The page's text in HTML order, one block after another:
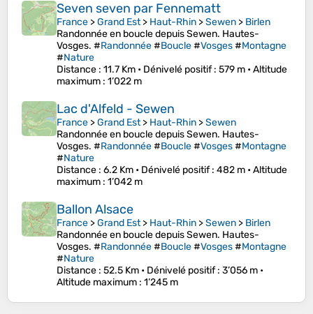
Seven seven par Fennematt
France >Grand Est> Haut-Rhin >Sewen > Birlen
Randonnée en boucle depuis Sewen. Hautes-
Vosges. #Randonnée#Boucle#Vosges#Montagne
#Nature
Distance : 11.7 Km • Dénivelé positif: 579 m •Altitude
maximum : 1’022 m
Lac d'Alfeld - Sewen
France >Grand Est> Haut-Rhin >Sewen
Randonnée en boucle depuis Sewen. Hautes-
Vosges. #Randonnée#Boucle#Vosges#Montagne
#Nature
Distance : 6.2 Km • Dénivelé positif: 482 m •Altitude
maximum : 1’042 m
Ballon Alsace
France >Grand Est> Haut-Rhin >Sewen > Birlen
Randonnée en boucle depuis Sewen. Hautes-
Vosges. #Randonnée#Boucle#Vosges#Montagne
#Nature
Distance : 52.5 Km • Dénivelé positif: 3’056 m •
Altitude maximum : 1’245 m